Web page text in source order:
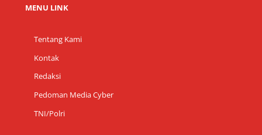
MENU LINK
Tentang Kami
Kontak
Redaksi
Pedoman Media Cyber
TNI/Polri